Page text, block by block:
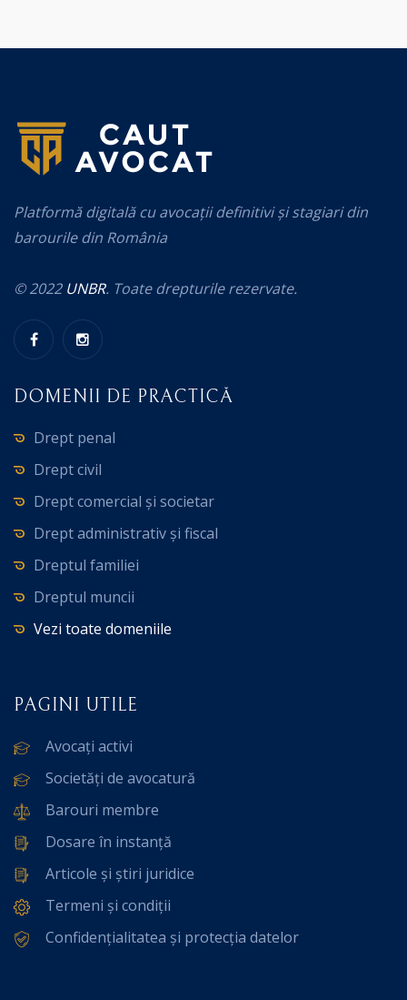
Platformă digitală cu avocații definitivi și stagiari din
barourile din România
© 2022 UNBR. Toate drepturile rezervate.
DOMENII DE PRACTICĂ
Drept penal
Drept civil
Drept comercial și societar
Drept administrativ și fiscal
Dreptul familiei
Dreptul muncii
Vezi toate domeniile
PAGINI UTILE
Avocați activi
Societăți de avocatură
Barouri membre
Dosare în instanță
Articole și știri juridice
Termeni și condiții
Confidențialitatea și protecția datelor